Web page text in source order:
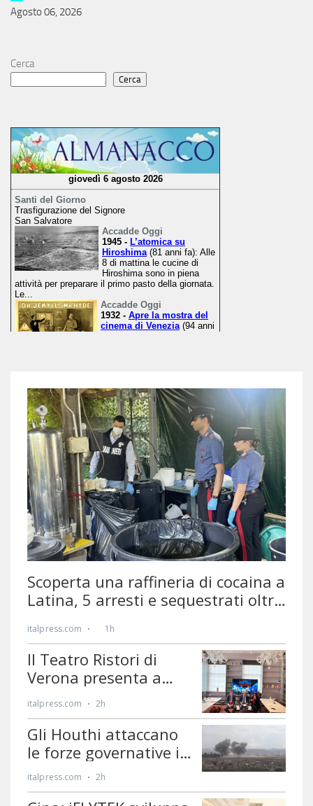
Agosto 06, 2026
Cerca
Cerca